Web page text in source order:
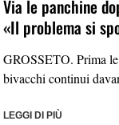
Via le panchine
«Il problema si
GROSSETO. Prima
bivacchi continui
LEGGI DI PIÙ